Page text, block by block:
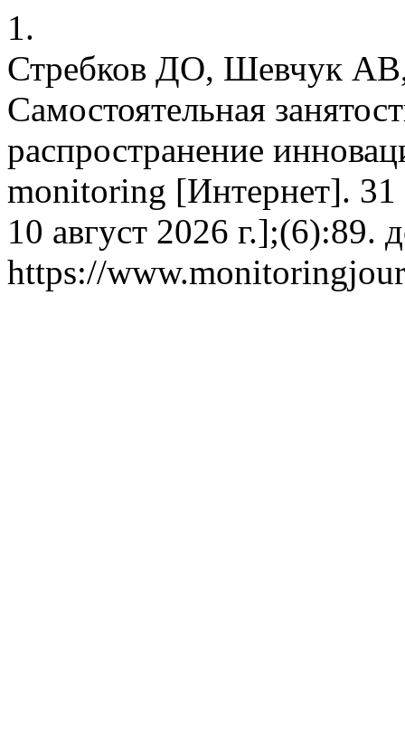
1.
Стребков ДО, Шевчук
Самостоятельная
распространение
monitoring [Интернет]. 31
10 август 2026 г.];(6):89.
https://